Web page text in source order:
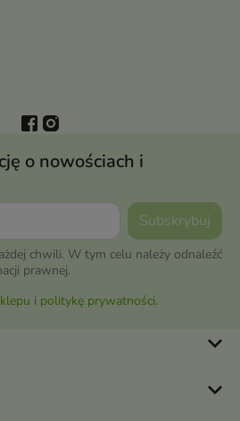
o nowościach i
chwili. W tym celu należy odnaleźć
prawnej.
i politykę prywatności.
keyboard_arrow_down
keyboard_arrow_down